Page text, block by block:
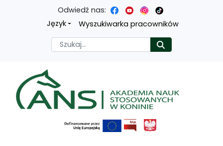
Przejdź
treści
głównej
Przejdź
menu
nawigacyjnego
Przejdź
wyszukiwarki
Przejdź
mapy
strony
Odwiedź nas:
Język
Wyszukiwarka pracowników
Szukaj
Akademia nauk